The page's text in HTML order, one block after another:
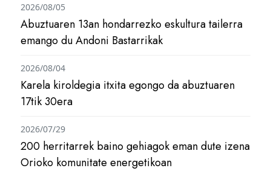
Abuztuaren 13an hondarrezko eskultura tailerra
emango du Andoni Bastarrikak
2026/08/05
Karela kiroldegia itxita egongo da abuztuaren
17tik 30era
2026/08/04
200 herritarrek baino gehiagok eman dute izena
Orioko komunitate energetikoan
2026/07/29